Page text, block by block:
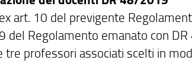
art. 10 del previgente
del Regolamento emanato con
professori associati scelti in